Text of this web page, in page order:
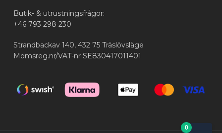
Butik- & utrustningsfrågor:
+46 793 298 230
Strandbackav 140, 432 75 Träslövsläge
Momsreg.nr/VAT-nr SE830417011401
0